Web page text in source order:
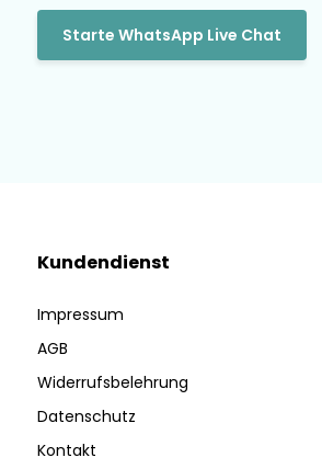
Starte WhatsApp Live Chat
Kundendienst
Impressum
AGB
Widerrufsbelehrung
Datenschutz
Kontakt